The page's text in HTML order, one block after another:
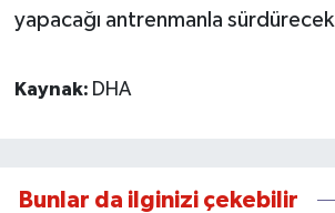
yapacağı antrenmanla
Kaynak: DHA
Bunlar da ilginizi çekebilir